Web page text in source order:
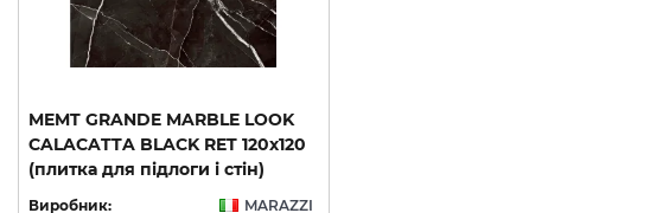
MEMT GRANDE MARBLE LOOK
CALACATTA BLACK RET 120х120
(плитка для підлоги і стін)
Виробник: MARAZZI